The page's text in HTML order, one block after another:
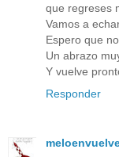
que regreses
Vamos a
Espero que
Un abrazo
Y vuelve
Responder